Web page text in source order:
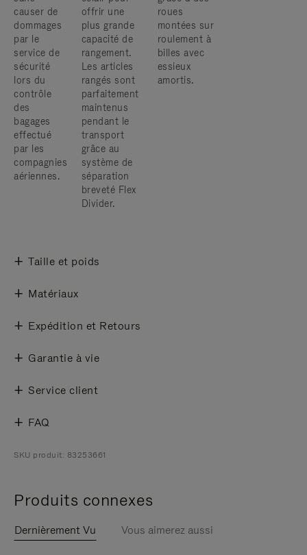
causer de
dommages
par le
service de
sécurité
lors du
contrôle
des
bagages
effectué
par les
compagnies
aériennes.
offrir une
plus grande
capacité de
rangement.
Les articles
rangés sont
parfaitement
maintenus
pendant le
transport
grâce au
système de
séparation
breveté Flex
Divider.
roues
montées sur
roulement à
billes avec
essieux
amortis.
Taille et poids
Matériaux
Expédition et Retours
Garantie à vie
Service client
FAQ
SKU produit: 83253661
Produits connexes
Dernièrement Vu Vous aimerez aussi